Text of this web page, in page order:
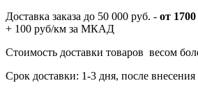
Доставка заказа до 50 000 руб. - от
+ 100 руб/км за МКАД
Стоимость доставки товаров весом
Срок доставки: 1-3 дня, после